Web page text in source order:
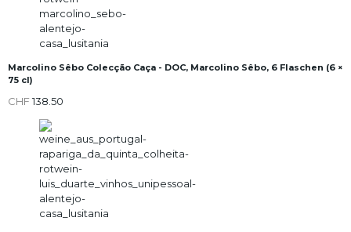
Marcolino Sêbo Colecção Caça - DOC, Marcolino Sêbo, 6 Flaschen (6 ×
75 cl)
CHF138.50